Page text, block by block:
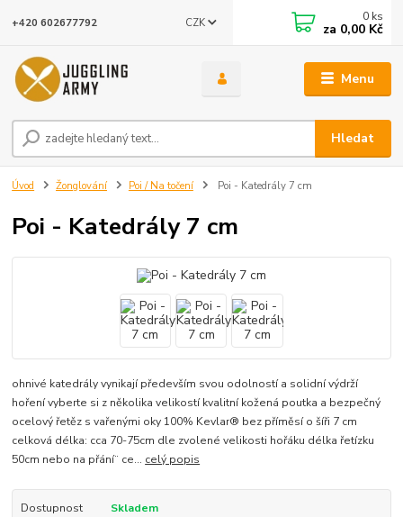
Menu
CZK
Hledat
+420 602677792 0 ks
za 0,00 Kč
Úvod Žonglování Poi / Na točení Poi - Katedrály 7 cm
Poi - Katedrály 7 cm
ohnivé katedrály vynikají především svou odolností a solidní výdrží
hoření vyberte si z několika velikostí kvalitní kožená poutka a bezpečný
ocelový řetěz s vařenými oky 100% Kevlar® bez příměsí o šíři 7 cm
celková délka: cca 70-75cm dle zvolené velikosti hořáku délka řetízku
50cm nebo na přání¨ ce... celý popis
Dostupnost
Skladem